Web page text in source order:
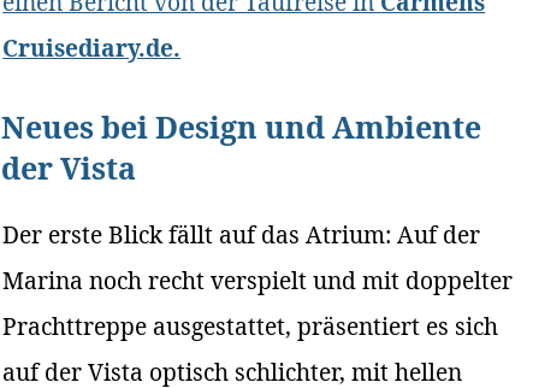
Cruisediary.de.
Neues bei Design und Ambiente
der Vista
Der erste Blick fällt auf das Atrium: Auf der
Marina noch recht verspielt und mit doppelter
Prachttreppe ausgestattet, präsentiert es sich
auf der Vista optisch schlichter, mit hellen